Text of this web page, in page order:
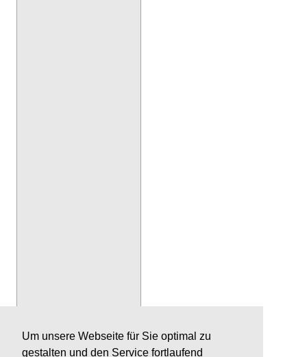
Um unsere Webseite für Sie optimal zu
gestalten und den Service fortlaufend